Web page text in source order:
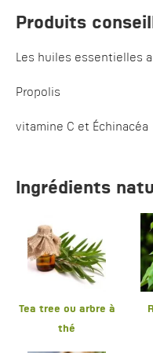
Produits
Les huiles essentielles
Propolis
vitamine C et Échinacéa
Ingrédients
Tea tree ou arbre à
thé